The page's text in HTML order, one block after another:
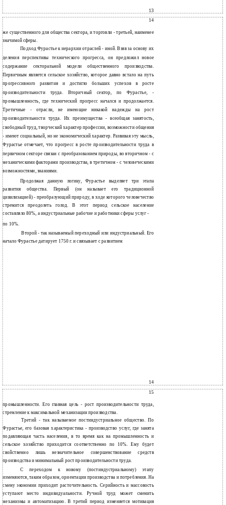
13
14
же существенного для общества сектора, и торговли - третьей, наименее
значимой сферы.
Подход Фурастье к иерархии отраслей - иной. Взяв за основу их
деления перспективы технического прогресса, он предложил новое
содержание секторальной модели общественного производства.
Первичным является сельское хозяйство, которое давно встало на путь
прогрессивного развития и достигло больших успехов в росте
производительности труда. Вторичный сектор, по Фурастье, -
промышленность, где технический прогресс начался и продолжается.
Третичные - отрасли, не имеющие никакой надежды на рост
производительности труда. Их преимущества - всеобщая занятость,
свободный труд, творческий характер профессии, возможности общения
- имеют социальный, но не экономический характер. Развивая эту мысль,
Фурастье отмечает, что прогресс в росте производительности труда в
первичном секторе связан с преобразованием природы, во вторичном - с
механическими факторами производства, в третичном - с человеческими
возможностями, знаниями.
Продолжая данную логику, Фурастье выделяет три этапа
развития общества. Первый (он называет его традиционной
цивилизацией) - преобразующий природу, в ходе которого человечество
стремится преодолеть голод. В этот период сельское население
составляло 80%, а индустриальные рабочие и работники сферы услуг -
по 10%.
Второй - так называемый переходный или индустриальный. Его
начало Фурастье датирует 1750 г. и связывает с развитием
14
15
промышленности. Его главная цель - рост производительности труда,
стремление к максимальной механизации производства.
Третий - так называемое постиндустриальное общество. По
Фурастье, его базовая характеристика - производство услуг, где занята
подавляющая часть населения, в то время как на промышленность и
сельское хозяйство приходится соответственно по 10%. Ему будет
свойственно лишь незначительное совершенствование средств
производства и минимальный рост производительности труда.
С переходом к новому (постиндустриальному) этапу
изменяются, таким образом, ориентации производства и потребления. На
смену экономии приходит расточительность. Серийность и массовость
уступают место индивидуальности. Ручной труд может сменить
механизмы и автоматизацию. В третий период изменяется мотивация